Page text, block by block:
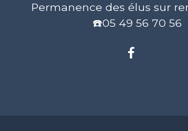
Permanence des élus sur
☎️05 49 56 70 56